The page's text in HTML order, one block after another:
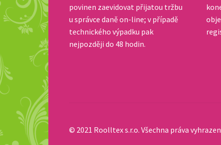
povinen zaevidovat přijatou tržbu
u správce daně on-line; v případě
technického výpadku pak
nejpozději do 48 hodin.
© 2021 Roolltex s.r.o. Všechna práva